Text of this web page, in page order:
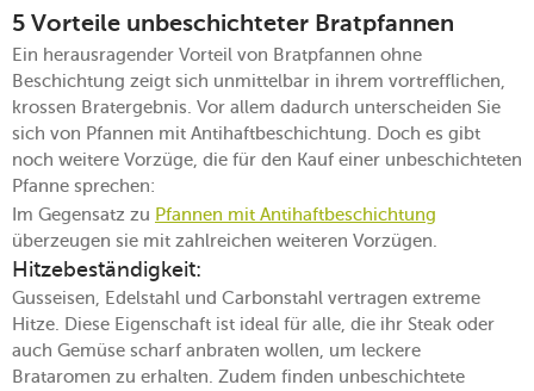
5 Vorteile unbeschichteter Bratpfannen
Ein herausragender Vorteil von Bratpfannen ohne
Beschichtung zeigt sich unmittelbar in ihrem vortrefflichen,
krossen Bratergebnis. Vor allem dadurch unterscheiden Sie
sich von Pfannen mit Antihaftbeschichtung. Doch es gibt
noch weitere Vorzüge, die für den Kauf einer unbeschichteten
Pfanne sprechen:
Im Gegensatz zu Pfannen mit Antihaftbeschichtung
überzeugen sie mit zahlreichen weiteren Vorzügen.
Hitzebeständigkeit:
Gusseisen, Edelstahl und Carbonstahl vertragen extreme
Hitze. Diese Eigenschaft ist ideal für alle, die ihr Steak oder
auch Gemüse scharf anbraten wollen, um leckere
Brataromen zu erhalten. Zudem finden unbeschichtete